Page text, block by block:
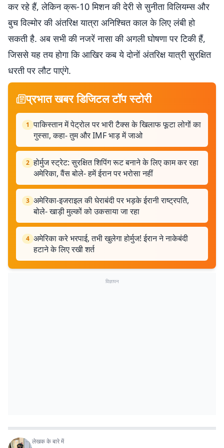
कर रहे हैं, लेकिन क्रू-10 मिशन की देरी से सुनीता विलियम्स और
बुच विल्मोर की अंतरिक्ष यात्रा अनिश्चित काल के लिए लंबी हो
सकती है. अब सभी की नजरें नासा की अगली घोषणा पर टिकी हैं,
जिससे यह तय होगा कि आखिर कब ये दोनों अंतरिक्ष यात्री सुरक्षित
धरती पर लौट पाएंगे.
प्रभात खबर डिजिटल टॉप स्टोरी
1 पाकिस्तान में पेट्रोल पर भारी टैक्स के खिलाफ फूटा लोगों का
गुस्सा, कहा- तुम और IMF भाड़ में जाओ
2 होर्मुज स्ट्रेट: सुरक्षित शिपिंग रूट बनाने के लिए काम कर रहा
अमेरिका, वैंस बोले- हमें ईरान पर भरोसा नहीं
3 अमेरिका-इजराइल की घेराबंदी पर भड़के ईरानी राष्ट्रपति,
बोले- खाड़ी मुल्कों को उकसाया जा रहा
4 अमेरिका करे भरपाई, तभी खुलेगा होर्मुज! ईरान ने नाकेबंदी
हटाने के लिए रखी शर्त
विज्ञापन
लेखक के बारे में